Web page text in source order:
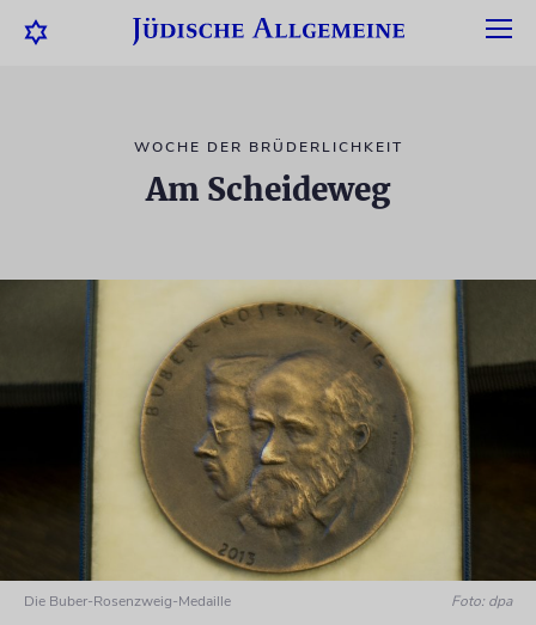
WOCHE DER BRÜDERLICHKEIT
Am Scheideweg
Die Buber-Rosenzweig-Medaille Foto: dpa